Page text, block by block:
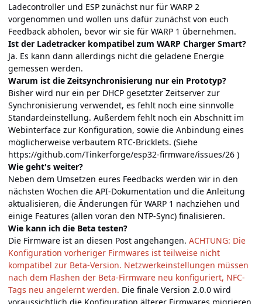
Ladecontroller und ESP zunächst nur für WARP 2
vorgenommen und wollen uns dafür zunächst von euch
Feedback abholen, bevor wir sie für WARP 1 übernehmen.
Ist der Ladetracker kompatibel zum WARP Charger Smart?
Ja. Es kann dann allerdings nicht die geladene Energie
gemessen werden.
Warum ist die Zeitsynchronisierung nur ein Prototyp?
Bisher wird nur ein per DHCP gesetzter Zeitserver zur
Synchronisierung verwendet, es fehlt noch eine sinnvolle
Standardeinstellung. Außerdem fehlt noch ein Abschnitt im
Webinterface zur Konfiguration, sowie die Anbindung eines
möglicherweise verbautem RTC-Bricklets. (Siehe
https://github.com/Tinkerforge/esp32-firmware/issues/26 )
Wie geht's weiter?
Neben dem Umsetzen eures Feedbacks werden wir in den
nächsten Wochen die API-Dokumentation und die Anleitung
aktualisieren, die Änderungen für WARP 1 nachziehen und
einige Features (allen voran den NTP-Sync) finalisieren.
Wie kann ich die Beta testen?
Die Firmware ist an diesen Post angehangen. ACHTUNG: Die
Konfiguration vorheriger Firmwares ist teilweise nicht
kompatibel zur Beta-Version. Netzwerkeinstellungen müssen
nach dem Flashen der Beta-Firmware neu konfiguriert, NFC-
Tags neu angelernt werden. Die finale Version 2.0.0 wird